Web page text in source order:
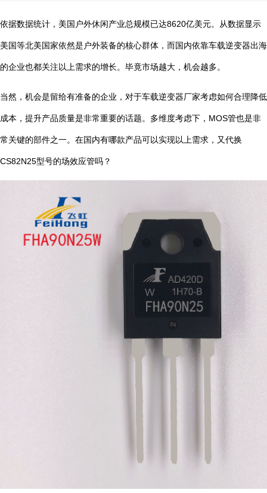
依据数据统计，美国户外休闲产业总规模已达8620亿美元。从数据显示
美国等北美国家依然是户外装备的核心群体，而国内依靠车载逆变器出海
的企业也都关注以上需求的增长。毕竟市场越大，机会越多。
当然，机会是留给有准备的企业，对于车载逆变器厂家考虑如何合理降低
成本，提升产品质量是非常重要的话题。多维度考虑下，MOS管也是非
常关键的部件之一。在国内有哪款产品可以实现以上需求，又代换
CS82N25型号的场效应管吗？